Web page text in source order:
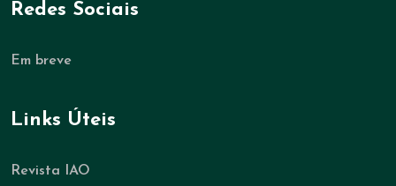
Redes Sociais
Em breve
Links Úteis
Revista IAO